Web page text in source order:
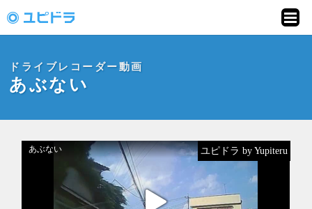
ピドラ」
ドライブレコーダー動画
あぶない
ユピドラ by Yupiteru